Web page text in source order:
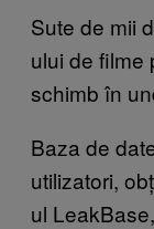
Sute de mii
ului de filme
schimb în
Baza de
utilizatori,
ul